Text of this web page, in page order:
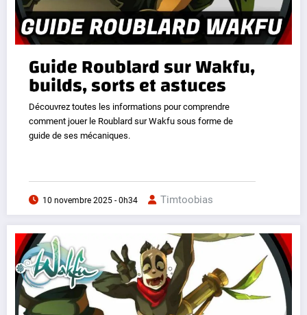
Guide Roublard sur Wakfu,
builds, sorts et astuces
Découvrez toutes les informations pour comprendre
comment jouer le Roublard sur Wakfu sous forme de
guide de ses mécaniques.
10 novembre 2025 - 0h34 Timtoobias